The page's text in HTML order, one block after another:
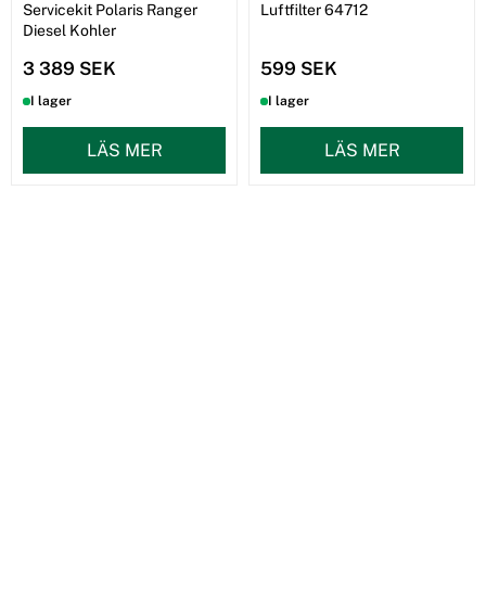
Servicekit Polaris Ranger
Diesel Kohler
3 389 SEK
I lager
LÄS MER
Luftfilter 64712
599 SEK
I lager
LÄS MER